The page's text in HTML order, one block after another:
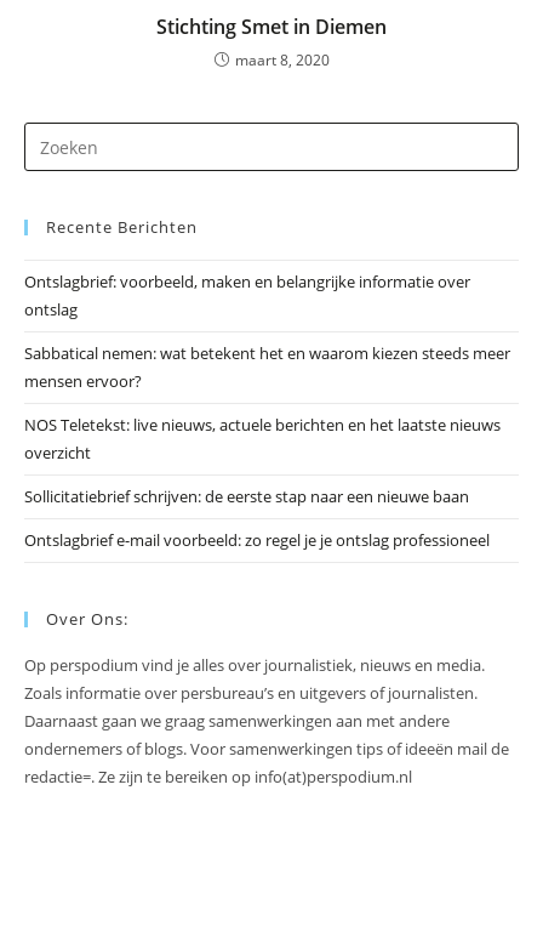
Stichting Smet in Diemen
maart 8, 2020
op
Recente Berichten
Ontslagbrief: voorbeeld, maken en belangrijke informatie over
ontslag
Sabbatical nemen: wat betekent het en waarom kiezen steeds meer
mensen ervoor?
NOS Teletekst: live nieuws, actuele berichten en het laatste nieuws
overzicht
Sollicitatiebrief schrijven: de eerste stap naar een nieuwe baan
Ontslagbrief e-mail voorbeeld: zo regel je je ontslag professioneel
Over Ons:
Op perspodium vind je alles over journalistiek, nieuws en media.
Zoals informatie over persbureau’s en uitgevers of journalisten.
Daarnaast gaan we graag samenwerkingen aan met andere
ondernemers of blogs. Voor samenwerkingen tips of ideeën mail de
redactie=. Ze zijn te bereiken op info(at)perspodium.nl